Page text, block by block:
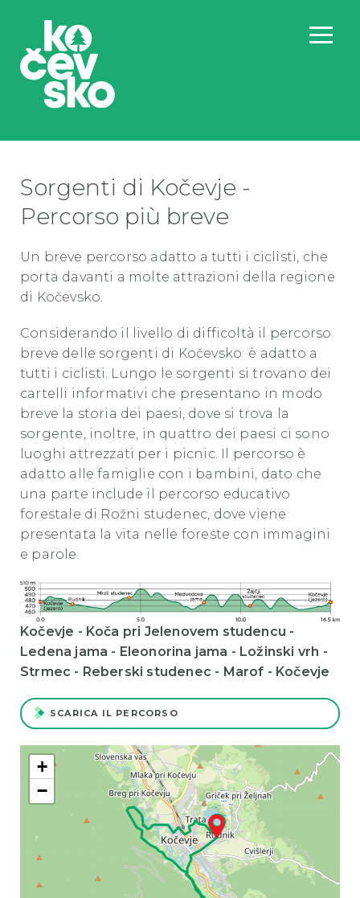
Sorgenti di Kočevje -
Percorso più breve
Un breve percorso adatto a tutti i ciclisti, che
porta davanti a molte attrazioni della regione
di Kočevsko.
Considerando il livello di difficoltà il percorso
breve delle sorgenti di Kočevsko è adatto a
tutti i ciclisti. Lungo le sorgenti si trovano dei
cartelli informativi che presentano in modo
breve la storia dei paesi, dove si trova la
sorgente, inoltre, in quattro dei paesi ci sono
luoghi attrezzati per i picnic. Il percorso è
adatto alle famiglie con i bambini, dato che
una parte include il percorso educativo
forestale di Rožni studenec, dove viene
presentata la vita nelle foreste con immagini
e parole.
Kočevje - Koča pri Jelenovem studencu -
Ledena jama - Eleonorina jama - Ložinski vrh -
Strmec - Reberski studenec - Marof - Kočevje
SCARICA IL PERCORSO
+
−